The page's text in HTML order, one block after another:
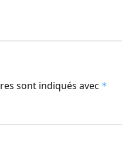
sont indiqués avec *